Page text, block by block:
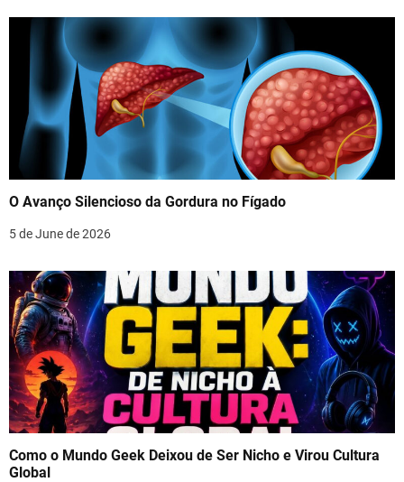
O Avanço Silencioso da Gordura no Fígado
5 de June de 2026
Como o Mundo Geek Deixou de Ser Nicho e Virou Cultura
Global